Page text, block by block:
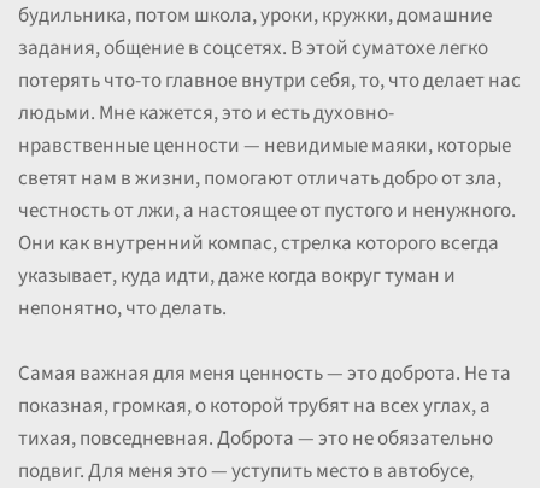
будильника, потом школа, уроки, кружки, домашние
задания, общение в соцсетях. В этой суматохе легко
потерять что-то главное внутри себя, то, что делает нас
людьми. Мне кажется, это и есть духовно-
нравственные ценности — невидимые маяки, которые
светят нам в жизни, помогают отличать добро от зла,
честность от лжи, а настоящее от пустого и ненужного.
Они как внутренний компас, стрелка которого всегда
указывает, куда идти, даже когда вокруг туман и
непонятно, что делать.
Самая важная для меня ценность — это доброта. Не та
показная, громкая, о которой трубят на всех углах, а
тихая, повседневная. Доброта — это не обязательно
подвиг. Для меня это — уступить место в автобусе,